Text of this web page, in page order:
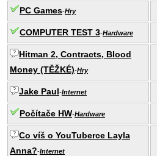
PC Games-Hry
COMPUTER TEST 3-Hardware
Hitman 2, Contracts, Blood
Money (TĚŽKÉ)-Hry
Jake Paul-Internet
Počítače HW-Hardware
Co víš o YouTuberce Layla
Anna?-Internet